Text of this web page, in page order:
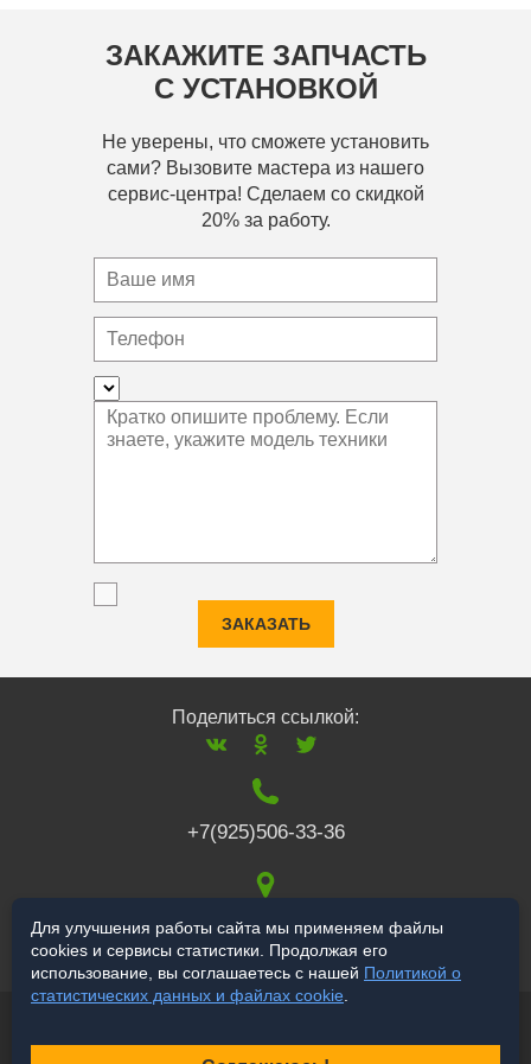
ЗАКАЖИТЕ ЗАПЧАСТЬ
С УСТАНОВКОЙ
Не уверены, что сможете установить
сами? Вызовите мастера из нашего
сервис-центра! Сделаем со скидкой
20% за работу.
ЗАКАЗАТЬ
Поделиться ссылкой:
+7(925)506-33-36
117519,г. Москва,
Варшавское ш., 132
Продвижение сайта
Для улучшения работы сайта мы применяем файлы
cookies и сервисы статистики. Продолжая его
использование, вы соглашаетесь с нашей Политикой о
статистических данных и файлах cookie